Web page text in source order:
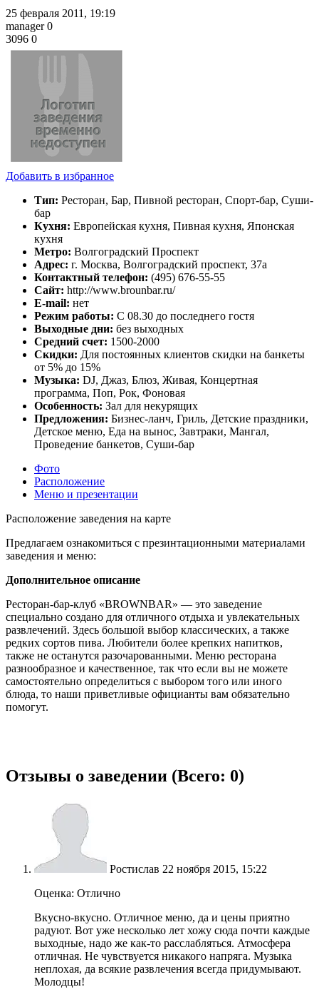
25 февраля 2011, 19:19
manager0
3096 0
Добавить в избранное
Тип: Ресторан, Бар, Пивной ресторан, Спорт-бар, Суши-
бар
Кухня: Европейская кухня, Пивная кухня, Японская
кухня
Метро: Волгоградский Проспект
Адрес: г. Москва, Волгоградский проспект, 37а
Контактный телефон: (495) 676-55-55
Сайт: http://www.brounbar.ru/
E-mail: нет
Режим работы: С 08.30 до последнего гостя
Выходные дни: без выходных
Средний счет: 1500-2000
Скидки: Для постоянных клиентов скидки на банкеты
от 5% до 15%
Музыка: DJ, Джаз, Блюз, Живая, Концертная
программа, Поп, Рок, Фоновая
Особенность: Зал для некурящих
Предложения: Бизнес-ланч, Гриль, Детские праздники,
Детское меню, Еда на вынос, Завтраки, Мангал,
Проведение банкетов, Суши-бар
Фото
Расположение
Меню и презентации
Расположение заведения на карте
Предлагаем ознакомиться с презинтационными материалами
заведения и меню:
Дополнительное описание
Ресторан-бар-клуб «BROWNBAR» — это заведение
специально создано для отличного отдыха и увлекательных
развлечений. Здесь большой выбор классических, а также
редких сортов пива. Любители более крепких напитков,
также не останутся разочарованными. Меню ресторана
разнообразное и качественное, так что если вы не можете
самостоятельно определиться с выбором того или иного
блюда, то наши приветливые официанты вам обязательно
помогут.
Отзывы о заведении (Всего: 0)
Ростислав 22 ноября 2015, 15:22
Оценка: Отлично
Вкусно-вкусно. Отличное меню, да и цены приятно
радуют. Вот уже несколько лет хожу сюда почти каждые
выходные, надо же как-то расслабляться. Атмосфера
отличная. Не чувствуется никакого напряга. Музыка
неплохая, да всякие развлечения всегда придумывают.
Молодцы!